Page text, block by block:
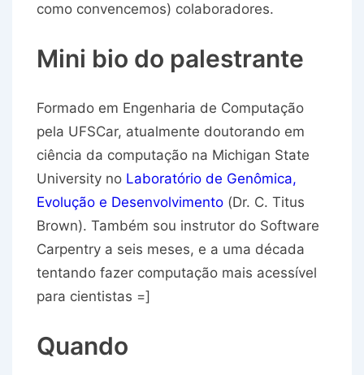
como convencemos) colaboradores.
Mini bio do palestrante
Formado em Engenharia de Computação
pela UFSCar, atualmente doutorando em
ciência da computação na Michigan State
University no Laboratório de Genômica,
Evolução e Desenvolvimento (Dr. C. Titus
Brown). Também sou instrutor do Software
Carpentry a seis meses, e a uma década
tentando fazer computação mais acessível
para cientistas =]
Quando